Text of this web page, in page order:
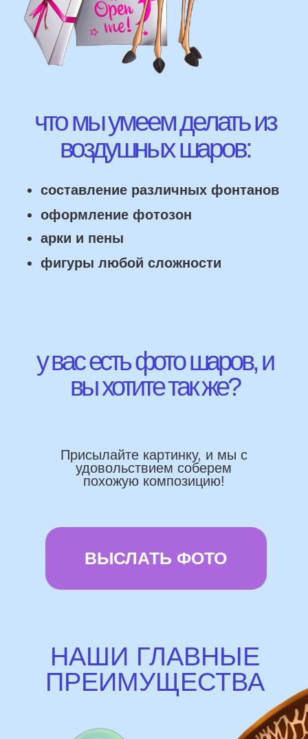
Присылайте картинку, и мы с
удовольствием соберем
похожую композицию!
Используем импортные шары
(Не Китай)
Предоставляем гарантию полета
Наши цены на 10% ниже рынка
НАШИ ГЛАВНЫЕ
ПРЕИМУЩЕСТВА